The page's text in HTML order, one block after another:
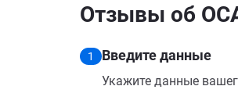
Отзывы об
1 Введите данные
Укажите данные